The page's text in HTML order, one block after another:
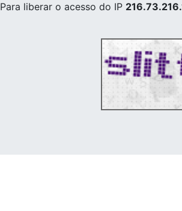
Para liberar o acesso do IP